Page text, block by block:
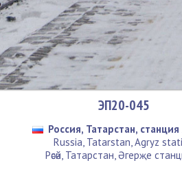
ЭП20-045
Россия, Татарстан,
Russia, Tatarstan, Agryz
Рәсәй, Татарстан, Әгерҗе